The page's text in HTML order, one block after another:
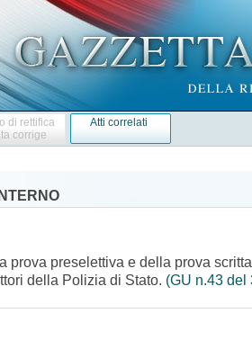
di rettifica
corrige
Atti correlati
prova preselettiva e della prova
della Polizia di Stato. (GU n.43 del